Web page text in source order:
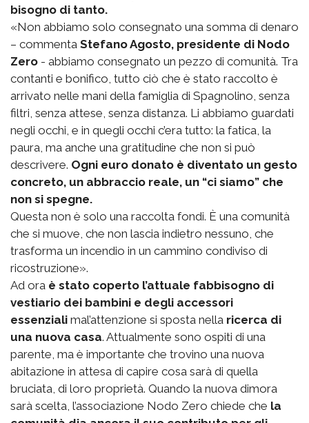
bisogno di tanto.
«Non abbiamo solo consegnato una somma di denaro
– commenta Stefano Agosto, presidente di Nodo
Zero - abbiamo consegnato un pezzo di comunità. Tra
contanti e bonifico, tutto ciò che è stato raccolto è
arrivato nelle mani della famiglia di Spagnolino, senza
filtri, senza attese, senza distanza. Li abbiamo guardati
negli occhi, e in quegli occhi c’era tutto: la fatica, la
paura, ma anche una gratitudine che non si può
descrivere. Ogni euro donato è diventato un gesto
concreto, un abbraccio reale, un “ci siamo” che
non si spegne.
Questa non è solo una raccolta fondi. È una comunità
che si muove, che non lascia indietro nessuno, che
trasforma un incendio in un cammino condiviso di
ricostruzione».
Ad ora è stato coperto l’attuale fabbisogno di
vestiario dei bambini e degli accessori
essenziali mal’attenzione si sposta nella ricerca di
una nuova casa. Attualmente sono ospiti di una
parente, ma è importante che trovino una nuova
abitazione in attesa di capire cosa sarà di quella
bruciata, di loro proprietà. Quando la nuova dimora
sarà scelta, l’associazione Nodo Zero chiede che la